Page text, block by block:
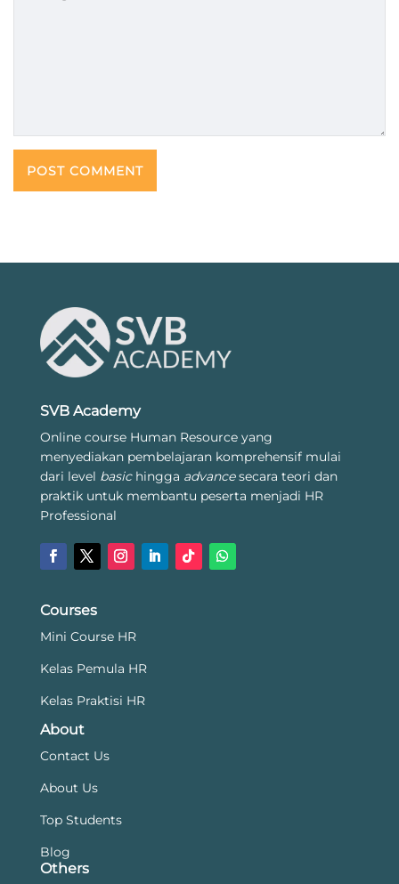
SVB Academy
Online course Human Resource yang
menyediakan pembelajaran komprehensif mulai
dari level basichingga advancesecara teori dan
praktik untuk membantu peserta menjadi HR
Professional
Courses
Mini Course HR
Kelas Pemula HR
Kelas Praktisi HR
About
Contact Us
About Us
Top Students
Blog
Others